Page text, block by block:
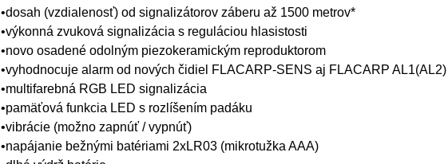
•dosah (vzdialenosť) od signalizátorov záberu až 1500 metrov*
•výkonná zvuková signalizácia s reguláciou hlasistosti
•novo osadené odolným piezokeramickým reproduktorom
•vyhodnocuje alarm od nových čidiel FLACARP-SENS aj FLACARP AL1(AL2)
•multifarebná RGB LED signalizácia
•pamäťová funkcia LED s rozlíšením padáku
•vibrácie (možno zapnúť / vypnúť)
•napájanie bežnými batériami 2xLR03 (mikrotužka AAA)